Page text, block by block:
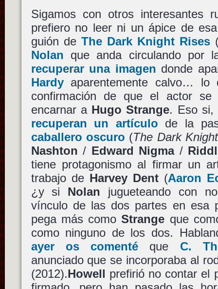
Sigamos con otros interesantes
prefiero no leer ni un ápice de
guión de The Dark Knight Rises
Nolan que anda circulando
recuperar una imagen donde
Hardyaparentemente calvo… lo
confirmación de que el actor se
encarnar a Hugo Strange. Eso si,
recuperan un artículo de la
caballero oscuro (The Dark Knight
Nashton / Edward Nigma/
tiene protagonismo al firmar un
trabajo de Harvey Dent(Aaron
¿y si Nolan jugueteando con
vínculo de las dos partes en esa
pega más comoStrange que
como ninguno de los dos.
ayer os comenté que C.
anunciado que se incorporaba al
(2012).Howell prefirió no contar el